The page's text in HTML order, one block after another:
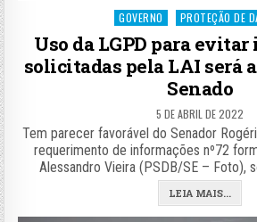
Posted
in
GOVERNO PROTEÇÃO DE
Uso da LGPD para
solicitadas pela LAI será
Senado
5 DE ABRIL DE 2022
Tem parecer favorável do Senador
requerimento de informações nº72
Alessandro Vieira (PSDB/SE – Foto),
LEIA MAIS...